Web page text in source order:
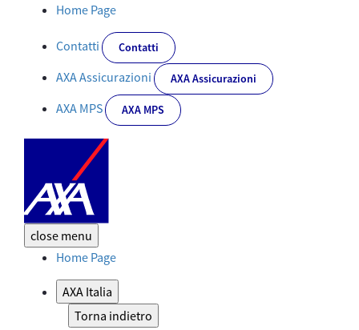
Dettaglio News - Corporate
Home Page
Contatti Contatti
AXA Assicurazioni AXA Assicurazioni
AXA MPS AXA MPS
close menu
Home Page
AXA Italia
Torna indietro